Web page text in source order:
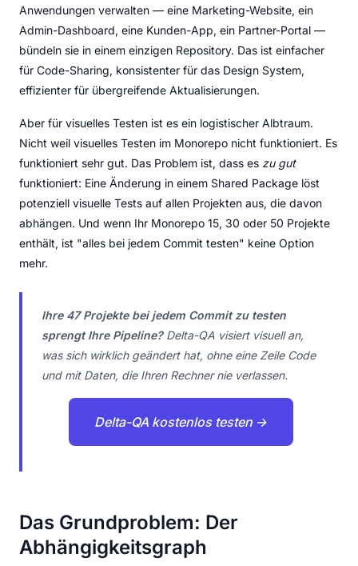
Anwendungen verwalten — eine Marketing-Website, ein
Admin-Dashboard, eine Kunden-App, ein Partner-Portal —
bündeln sie in einem einzigen Repository. Das ist einfacher
für Code-Sharing, konsistenter für das Design System,
effizienter für übergreifende Aktualisierungen.
Aber für visuelles Testen ist es ein logistischer Albtraum.
Nicht weil visuelles Testen im Monorepo nicht funktioniert. Es
funktioniert sehr gut. Das Problem ist, dass es zu gut
funktioniert: Eine Änderung in einem Shared Package löst
potenziell visuelle Tests auf allen Projekten aus, die davon
abhängen. Und wenn Ihr Monorepo 15, 30 oder 50 Projekte
enthält, ist "alles bei jedem Commit testen" keine Option
mehr.
Ihre 47 Projekte bei jedem Commit zu testen
sprengt Ihre Pipeline?Delta-QA visiert visuell an,
was sich wirklich geändert hat, ohne eine Zeile Code
und mit Daten, die Ihren Rechner nie verlassen.
Delta-QA kostenlos testen →
Das Grundproblem: Der
Abhängigkeitsgraph